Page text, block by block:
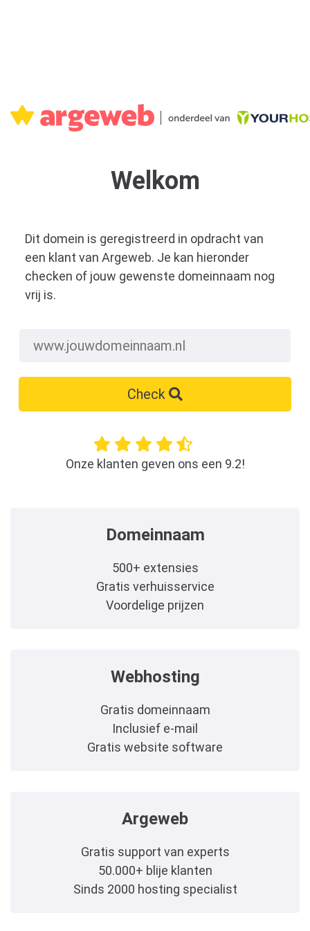
Welkom
Dit domein is geregistreerd in opdracht van
een klant van Argeweb. Je kan hieronder
checken of jouw gewenste domeinnaam nog
vrij is.
Check
Onze klanten geven ons een 9.2!
Domeinnaam
500+ extensies
Gratis verhuisservice
Voordelige prijzen
Webhosting
Gratis domeinnaam
Inclusief e-mail
Gratis website software
Argeweb
Gratis support van experts
50.000+ blije klanten
Sinds 2000 hosting specialist